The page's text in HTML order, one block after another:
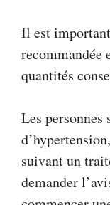
Il est
recommandée
quantités
Les personnes
suivant un
demander